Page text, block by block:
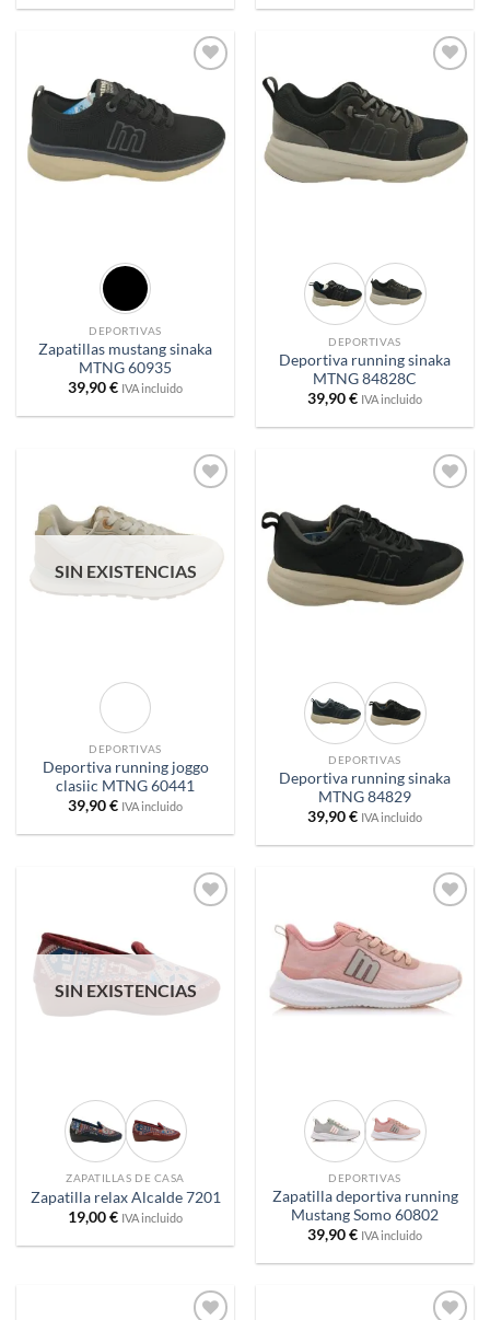
deseos
DEPORTIVAS
Zapatillas mustang sinaka
MTNG 60935
39,90€ IVA incluido
deseos
DEPORTIVAS
Deportiva running sinaka
MTNG 84828C
39,90€ IVA incluido
deseos
SIN EXISTENCIAS
DEPORTIVAS
Deportiva running joggo
clasiic MTNG 60441
39,90€ IVA incluido
DEPORTIVAS
Deportiva running sinaka
MTNG 84829
39,90€ IVA incluido
SIN EXISTENCIAS
ZAPATILLAS DE CASA
Zapatilla relax Alcalde 7201
19,00€ IVA incluido
DEPORTIVAS
Zapatilla deportiva running
Mustang Somo 60802
39,90€ IVA incluido